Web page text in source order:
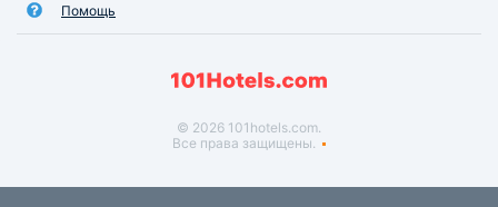
Помощь
© 2026 101hotels.com.
Все права защищены.